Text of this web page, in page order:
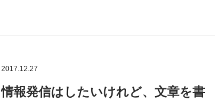
2017.12.27
情報発信はしたいけれど、文章を書